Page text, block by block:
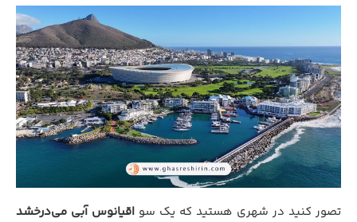
تصور کنید در شهری هستید که یک سو اقیانوس آبی می‌درخشد